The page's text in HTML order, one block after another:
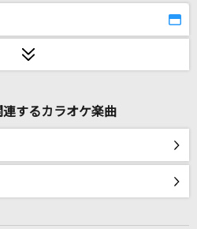
するカラオケ楽曲